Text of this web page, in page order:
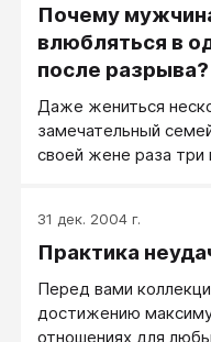
Почему
влюбляться в
после разрыва?
Даже жениться
замечательный
своей жене раза
психологом.
31 дек. 2004 г.
Практика
Перед вами
достижению
отношениях для